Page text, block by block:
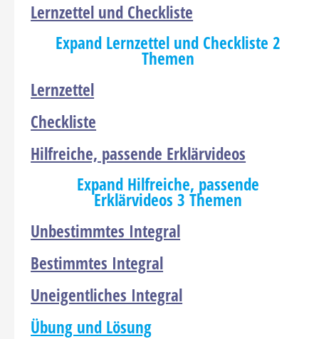
Lernzettel und Checkliste
Expand Lernzettel und Checkliste2
Themen
Lernzettel
Checkliste
Hilfreiche, passende Erklärvideos
Expand Hilfreiche, passende
Erklärvideos3 Themen
Unbestimmtes Integral
Bestimmtes Integral
Uneigentliches Integral
Übung und Lösung